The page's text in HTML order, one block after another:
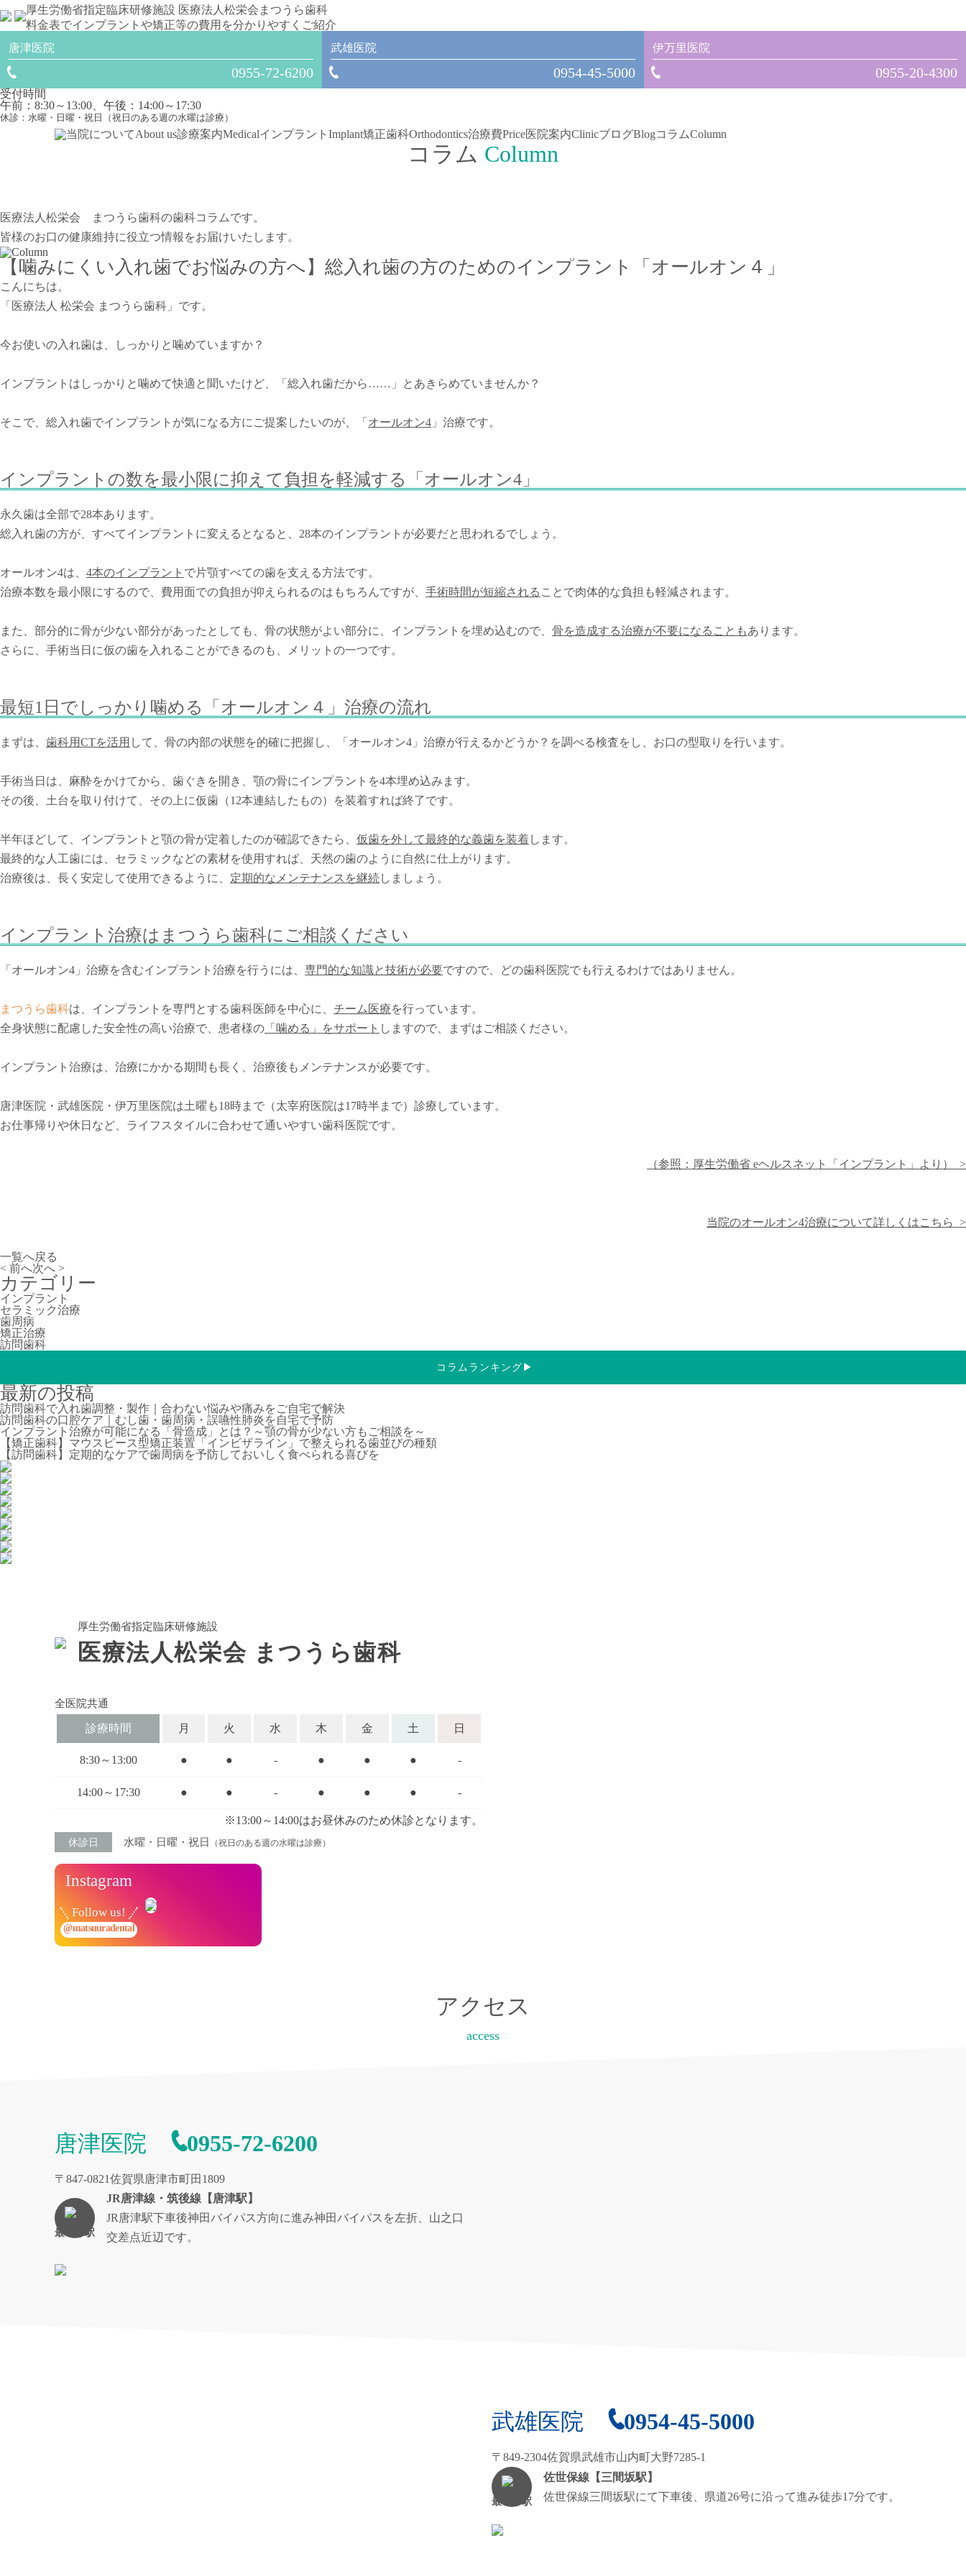
厚生労働省指定臨床研修施設 医療法人松栄会 まつうら歯科
料金表でインプラントや矯正等の費用を分かりやすくご紹介
唐津医院
0955-72-6200
武雄医院
0954-45-5000
伊万里医院
0955-20-4300
受付時間
午前：8:30～13:00、午後：14:00～17:30
休診：水曜・日曜・祝日（祝日のある週の水曜は診療）
当院についてAbout us診療案内Medicalインプラント Implant矯正歯科Orthodontics治療費Price医院案内ClinicブログBlogコラムColumn
コラム Column
医療法人松栄会 まつうら歯科の歯科コラムです。
皆様のお口の健康維持に役立つ情報をお届けいたします。
【噛みにくい入れ歯でお悩みの方へ】総入れ歯の方のためのインプラント「オールオン４」
こんにちは。
「医療法人 松栄会 まつうら歯科」です。
今お使いの入れ歯は、しっかりと噛めていますか？
インプラントはしっかりと噛めて快適と聞いたけど、「総入れ歯だから……」とあきらめていませんか？
そこで、総入れ歯でインプラントが気になる方にご提案したいのが、「 オールオン4 」治療です。
インプラントの数を最小限に抑えて負担を軽減する「オールオン4」
永久歯は全部で28本あります。
総入れ歯の方が、すべてインプラントに変えるとなると、28本のインプラントが必要だと思われるでしょう。
オールオン4は、 4本のインプラント で片顎すべての歯を支える方法です。
治療本数を最小限にするので、費用面での負担が抑えられるのはもちろんですが、 手術時間が短縮される ことで肉体的な負担も軽減されます。
また、部分的に骨が少ない部分があったとしても、骨の状態がよい部分に、インプラントを埋め込むので、 骨を造成する治療が不要になることもあります。
さらに、手術当日に仮の歯を入れることができるのも、メリットの一つです。
最短1日でしっかり噛める「オールオン４」治療の流れ
まずは、 歯科用CTを活用 して、骨の内部の状態を的確に把握し、「オールオン4」治療が行えるかどうか？を調べる検査をし、お口の型取りを行います。
手術当日は、麻酔をかけてから、歯ぐきを開き、顎の骨にインプラントを4本埋め込みます。
その後、土台を取り付けて、その上に仮歯（12本連結したもの）を装着すれば終了です。
半年ほどして、インプラントと顎の骨が定着したのが確認できたら、 仮歯を外して最終的な義歯を装着します。
最終的な人工歯には、セラミックなどの素材を使用すれば、天然の歯のように自然に仕上がります。
治療後は、長く安定して使用できるように、 定期的なメンテナンスを継続しましょう。
インプラント治療はまつうら歯科にご相談ください
「オールオン4」治療を含むインプラント治療を行うには、 専門的な知識と技術が必要ですので、どの歯科医院でも行えるわけではありません。
まつうら歯科は、インプラントを専門とする歯科医師を中心に、 チーム医療を行っています。
全身状態に配慮した安全性の高い治療で、患者様の 「噛める」をサポート しますので、まずはご相談ください。
インプラント治療は、治療にかかる期間も長く、治療後もメンテナンスが必要です。
唐津医院・武雄医院・伊万里医院は土曜も18時まで（太宰府医院は17時半まで）診療しています。
お仕事帰りや休日など、ライフスタイルに合わせて通いやすい歯科医院です。
（参照：厚生労働省 eヘルスネット「インプラント」より） >
当院のオールオン4治療について詳しくはこちら >
一覧へ戻る
< 前へ次へ >
カテゴリー
インプラント
セラミック治療
歯周病
矯正治療
訪問歯科
▶
コラムランキング
最新の投稿
訪問歯科で入れ歯調整・製作｜合わない悩みや痛みをご自宅で解決
訪問歯科の口腔ケア｜むし歯・歯周病・誤嚥性肺炎を自宅で予防
インプラント治療が可能になる「骨造成」とは？～顎の骨が少ない方もご相談を～
【矯正歯科】マウスピース型矯正装置「インビザライン」で整えられる歯並びの種類
【訪問歯科】定期的なケアで歯周病を予防しておいしく食べられる喜びを
厚生労働省指定臨床研修施設
医療法人松栄会 まつうら歯科
全医院共通
診療時間 月 火 水 木 金 土 日
8:30～13:00 ● ● - ● ● ● -
14:00～17:30 ● ● - ● ● ● -
※13:00～14:00はお昼休みのため休診となります。
休診日 水曜・日曜・祝日 （祝日のある週の水曜は診療）
Instagram
Follow us!
@matsuuradental
アクセス
access
唐津医院 0955-72-6200
〒847-0821佐賀県唐津市町田1809
最寄り駅
JR唐津線・筑後線【唐津駅】
JR唐津駅下車後神田バイパス方向に進み神田バイパスを左折、山之口
交差点近辺です。
武雄医院 0954-45-5000
〒849-2304佐賀県武雄市山内町大野7285-1
最寄り駅
佐世保線【三間坂駅】
佐世保線三間坂駅にて下車後、県道26号に沿って進み徒歩17分です。